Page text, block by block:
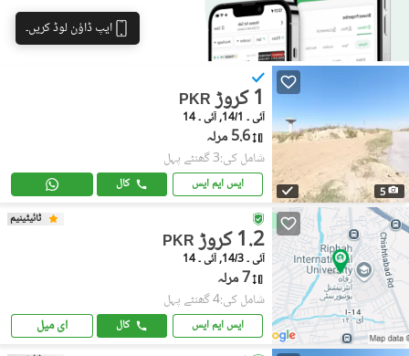
ایپ ڈاؤن لوڈ کریں۔
5
PKR 1 کروڑ
آئی ۔ 14/1, آئی ۔ 14
5.6 مرلہ
شامل کی:3 گھنٹے پہل
ایس ایم ایس کال
ٹائیٹینیم
PKR 1.2 کروڑ
آئی ۔ 14/3, آئی ۔ 14
7 مرلہ
شامل کی:4 گھنٹے پہل
ایس ایم ایس کال ای میل